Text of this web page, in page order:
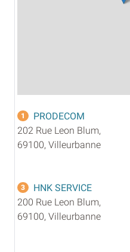
1
PRODECOM
202 Rue Leon Blum,
69100, Villeurbanne
3
HNK SERVICE
200 Rue Leon Blum,
69100, Villeurbanne